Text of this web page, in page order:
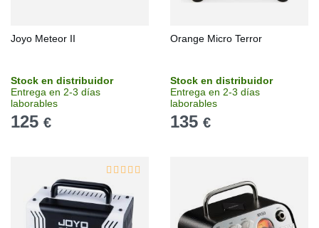
Joyo Meteor II
Stock en distribuidor
Entrega en 2-3 días
laborables
125 €
Orange Micro Terror
Stock en distribuidor
Entrega en 2-3 días
laborables
135 €